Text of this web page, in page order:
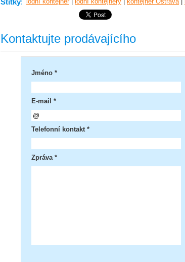
Štítky:
Kontaktujte prodávajícího
Jméno *
E-mail *
Telefonní kontakt *
Zpráva *